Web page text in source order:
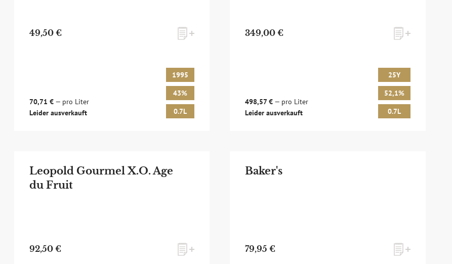
49,50 €
70,71 €— pro Liter
Leider ausverkauft
1995
43%
0.7L
349,00 €
498,57 € — pro Liter
Leider ausverkauft
25Y
52,1%
0.7L
Leopold Gourmel X.O. Age
du Fruit
92,50 €
Baker's
79,95 €